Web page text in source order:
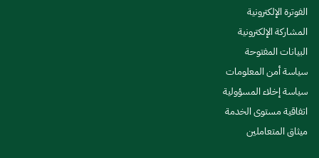
الفوترة الإلكترونية
المشاركة الإلكترونية
البيانات المفتوحة
سياسة أمن المعلومات
سياسة إخلاء المسؤولية
اتفاقية مستوى الخدمة
ميثاق المتعاملين